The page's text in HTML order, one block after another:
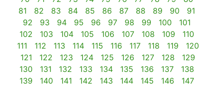
81
82 83 84 85 86 87 88 89 90
91
92
93 94 95 96 97 98 99 100
101
102
103 104 105 106 107 108 109
110
111
112 113 114 115 116 117 118 119
120
121
122 123 124 125 126 127 128
129
130
131 132 133 134 135 136 137
138
139
140 141 142 143 144 145 146
147